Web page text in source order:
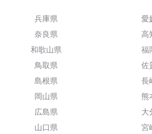
兵庫県
奈良県
和歌山県
鳥取県
島根県
岡山県
広島県
山口県
愛
高
福
佐
長
熊
大
宮